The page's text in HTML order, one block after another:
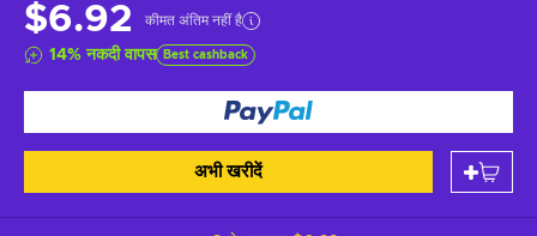
$6.92 कीमत अंतिम नहीं है
14%नकदी वापस Best cashback
अभी खरीदें